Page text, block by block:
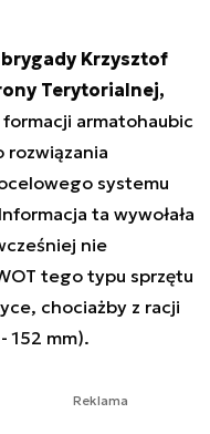
Krzysztof
Terytorialnej,
armatohaubic
rozwiązania
systemu
ta wywołała
nie
tego typu sprzętu
chociażby z racji
152 mm).
Reklama